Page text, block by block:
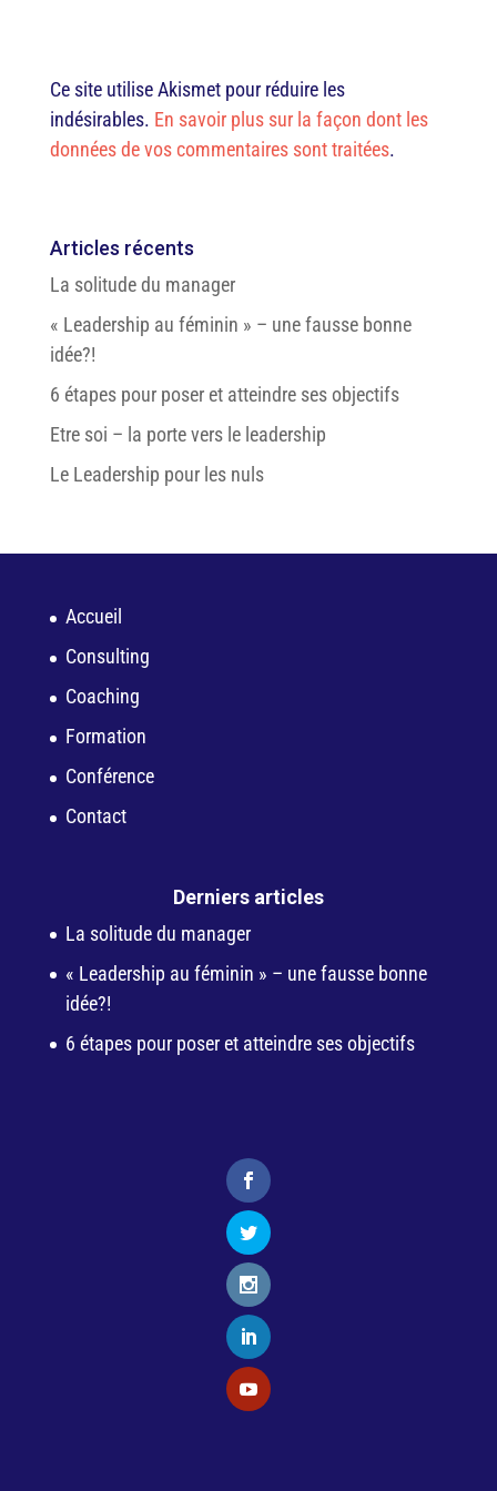
Ce site utilise Akismet pour réduire les
indésirables. En savoir plus sur la façon dont les
données de vos commentaires sont traitées.
Articles récents
La solitude du manager
« Leadership au féminin » – une fausse bonne
idée?!
6 étapes pour poser et atteindre ses objectifs
Etre soi – la porte vers le leadership
Le Leadership pour les nuls
Accueil
Consulting
Coaching
Formation
Conférence
Contact
Derniers articles
La solitude du manager
« Leadership au féminin » – une fausse bonne
idée?!
6 étapes pour poser et atteindre ses objectifs